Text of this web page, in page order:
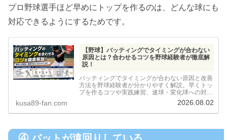
プロ野球選手ほど早めにトップを作るのは、どんな球にも
対応できるようにするためです。
【野球】バッティングでタイミングが合わない
原因とは？合わせるコツを野球経験者が徹底解
説！
バッティングでタイミングが合わない原因と改善
方法を野球経験者が分かりやすく解説。早くトッ
プを作るコツや実践練習、速球・変化球への対応
kusa89-fan.com 2026.08.02